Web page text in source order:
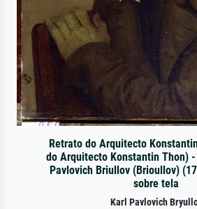
Retrato do Arquitecto
do Arquitecto Konstantin Thon)
Pavlovich Briullov (Brioullov)
sobre tela
Karl Pavlovich